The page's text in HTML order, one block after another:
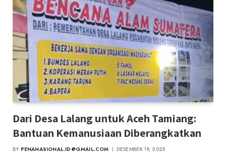
Dari Desa Lalang untuk Aceh Tamiang:
Bantuan Kemanusiaan Diberangkatkan
BY PENANASIONAL.ID@GMAIL.COM DESEMBER 19, 2025